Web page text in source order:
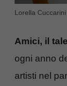
Lorella
Amici, il
ogni anno
artisti nel